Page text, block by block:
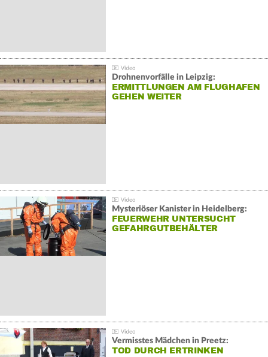
Drohnenvorfälle in Leipzig:
ERMITTLUNGEN AM FLUGHAFEN
GEHEN WEITER
Mysteriöser Kanister in Heidelberg:
FEUERWEHR UNTERSUCHT
GEFAHRGUTBEHÄLTER
Vermisstes Mädchen in Preetz:
TOD DURCH ERTRINKEN